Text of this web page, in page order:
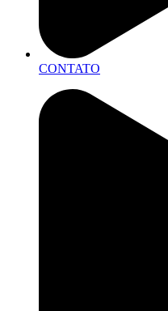
CONTATO